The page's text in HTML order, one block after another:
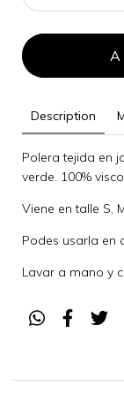
Description
Polera tejida en
verde. 100%
Viene en talle S,
Podes usarla en
Lavar a mano y